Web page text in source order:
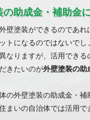
の助成金・補助金
壁塗装ができるのであれ
トになるのではないでし
なりますが、活用できる
きたいのが外壁塗装の助
の外壁塗装の助成金・補
まいの自治体では活用で